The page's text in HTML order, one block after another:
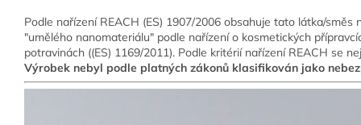
Podle nařízení REACH (ES) 1907/2006 obsahuje tato látka/
"umělého nanomateriálu" podle nařízení o kosmetických
potravinách ((ES) 1169/2011). Podle kritérií nařízení REACH se
Výrobek nebyl podle platných zákonů klasifikován jako